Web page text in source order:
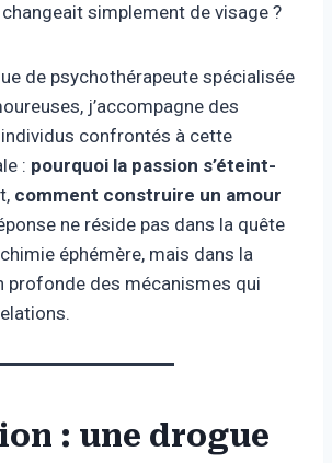
simplement de visage ?
de psychothérapeute spécialisée
j’accompagne des
confrontés à cette
: pourquoi la passion s’éteint-
comment construire un amour
ne réside pas dans la quête
éphémère, mais dans la
profonde des mécanismes qui
: une drogue